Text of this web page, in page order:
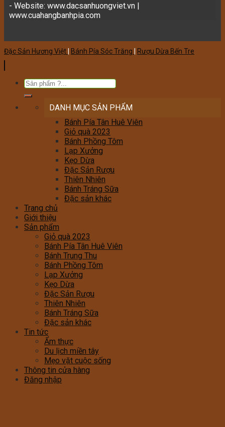
- Website: www.dacsanhuongviet.vn |
www.cuahangbanhpia.com
Đặc Sản Hương Việt Bánh Pía Sóc Trăng Rượu Dừa Bến Tre
DANH MỤC SẢN PHẨM
Bánh Pía Tân Huê Viên
Giỏ quà 2023
Bánh Phồng Tôm
Lạp Xưởng
Kẹo Dừa
Đặc Sản Rượu
Thiên Nhiên
Bánh Tráng Sữa
Đặc sản khác
Trang chủ
Giới thiệu
Sản phẩm
Giỏ quà 2023
Bánh Pía Tân Huê Viên
Bánh Trung Thu
Bánh Phồng Tôm
Lạp Xưởng
Kẹo Dừa
Đặc Sản Rượu
Thiên Nhiên
Bánh Tráng Sữa
Đặc sản khác
Tin tức
Ẩm thực
Du lịch miền tây
Mẹo vặt cuộc sống
Thông tin cửa hàng
Đăng nhập